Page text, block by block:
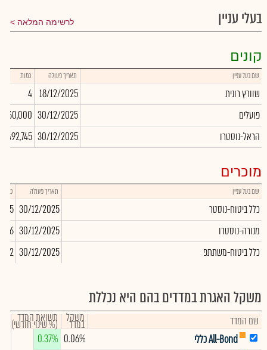
בעלי עניין לרשימה המלאה
קונים
שם בעל עניין תאריך פעולה כמות
שוורץ רונית 18/12/2025
4
פועלים
30/12/2025
160,000
הראל-נוסטרו
30/12/2025
492,745
מוכרים
שם בעל עניין תאריך פעולה כמות
כלל ביטוח-נוסטר 30/12/2025
מנורה-נוסטרו
30/12/2025
כלל ביטוח-משתתפ
30/12/2025
משקל האגרת במדדים בהם היא נכללת
שם המדד משקל
במדד תשואת המדד
(% שינוי חודשי)
All-Bond כללי
0.06%
0.37%